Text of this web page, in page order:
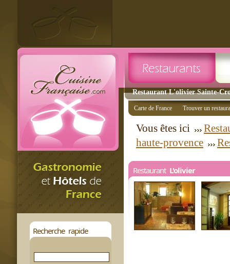
Restaurant L'olivier Sainte-
Recherche rapide
Carte de France Trouver un
Vous êtes ici
haute-provence
Restaurant L'olivier